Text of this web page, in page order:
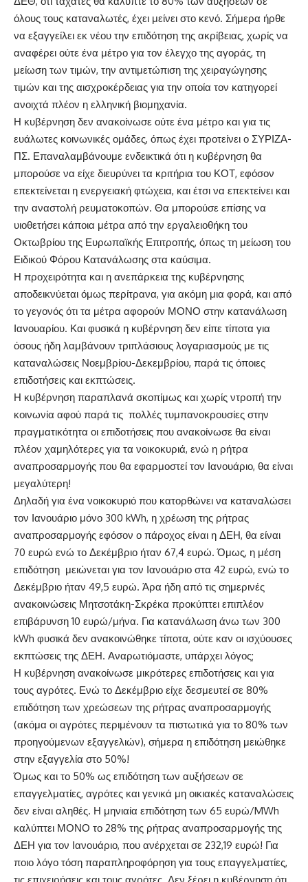
όλους τους καταναλωτές, έχει μείνει στο κενό. Σήμερα ήρθε
να εξαγγείλει εκ νέου την επιδότηση της ακρίβειας, χωρίς να
αναφέρει ούτε ένα μέτρο για τον έλεγχο της αγοράς, τη
μείωση των τιμών, την αντιμετώπιση της χειραγώγησης
τιμών και της αισχροκέρδειας για την οποία τον κατηγορεί
ανοιχτά πλέον η ελληνική βιομηχανία.
Η κυβέρνηση δεν ανακοίνωσε ούτε ένα μέτρο και για τις
ευάλωτες κοινωνικές ομάδες, όπως έχει προτείνει ο ΣΥΡΙΖΑ-
ΠΣ. Επαναλαμβάνουμε ενδεικτικά ότι η κυβέρνηση θα
μπορούσε να είχε διευρύνει τα κριτήρια του ΚΟΤ, εφόσον
επεκτείνεται η ενεργειακή φτώχεια, και έτσι να επεκτείνει και
την αναστολή ρευματοκοπών. Θα μπορούσε επίσης να
υιοθετήσει κάποια μέτρα από την εργαλειοθήκη του
Οκτωβρίου της Ευρωπαϊκής Επιτροπής, όπως τη μείωση του
Ειδικού Φόρου Κατανάλωσης στα καύσιμα.
Η προχειρότητα και η ανεπάρκεια της κυβέρνησης
αποδεικνύεται όμως περίτρανα, για ακόμη μια φορά, και από
το γεγονός ότι τα μέτρα αφορούν ΜΟΝΟ στην κατανάλωση
Ιανουαρίου. Και φυσικά η κυβέρνηση δεν είπε τίποτα για
όσους ήδη λαμβάνουν τριπλάσιους λογαριασμούς με τις
καταναλώσεις Νοεμβρίου-Δεκεμβρίου, παρά τις όποιες
επιδοτήσεις και εκπτώσεις.
Η κυβέρνηση παραπλανά σκοπίμως και χωρίς ντροπή την
κοινωνία αφού παρά τις πολλές τυμπανοκρουσίες στην
πραγματικότητα οι επιδοτήσεις που ανακοίνωσε θα είναι
πλέον χαμηλότερες για τα νοικοκυριά, ενώ η ρήτρα
αναπροσαρμογής που θα εφαρμοστεί τον Ιανουάριο, θα είναι
μεγαλύτερη!
Δηλαδή για ένα νοικοκυριό που κατορθώνει να καταναλώσει
τον Ιανουάριο μόνο 300 kWh, η χρέωση της ρήτρας
αναπροσαρμογής εφόσον ο πάροχος είναι η ΔΕΗ, θα είναι
70 ευρώ ενώ το Δεκέμβριο ήταν 67,4 ευρώ. Όμως, η μέση
επιδότηση μειώνεται για τον Ιανουάριο στα 42 ευρώ, ενώ το
Δεκέμβριο ήταν 49,5 ευρώ. Άρα ήδη από τις σημερινές
ανακοινώσεις Μητσοτάκη-Σκρέκα προκύπτει επιπλέον
επιβάρυνση 10 ευρώ/μήνα. Για κατανάλωση άνω των 300
kWh φυσικά δεν ανακοινώθηκε τίποτα, ούτε καν οι ισχύουσες
εκπτώσεις της ΔΕΗ. Αναρωτιόμαστε, υπάρχει λόγος;
Η κυβέρνηση ανακοίνωσε μικρότερες επιδοτήσεις και για
τους αγρότες. Ενώ το Δεκέμβριο είχε δεσμευτεί σε 80%
επιδότηση των χρεώσεων της ρήτρας αναπροσαρμογής
(ακόμα οι αγρότες περιμένουν τα πιστωτικά για το 80% των
προηγούμενων εξαγγελιών), σήμερα η επιδότηση μειώθηκε
στην εξαγγελία στο 50%!
Όμως και το 50% ως επιδότηση των αυξήσεων σε
επαγγελματίες, αγρότες και γενικά μη οικιακές καταναλώσεις
δεν είναι αληθές. Η μηνιαία επιδότηση των 65 ευρώ/MWh
καλύπτει ΜΟΝΟ το 28% της ρήτρας αναπροσαρμογής της
ΔΕΗ για τον Ιανουάριο, που ανέρχεται σε 232,19 ευρώ! Για
ποιο λόγο τόση παραπληροφόρηση για τους επαγγελματίες,